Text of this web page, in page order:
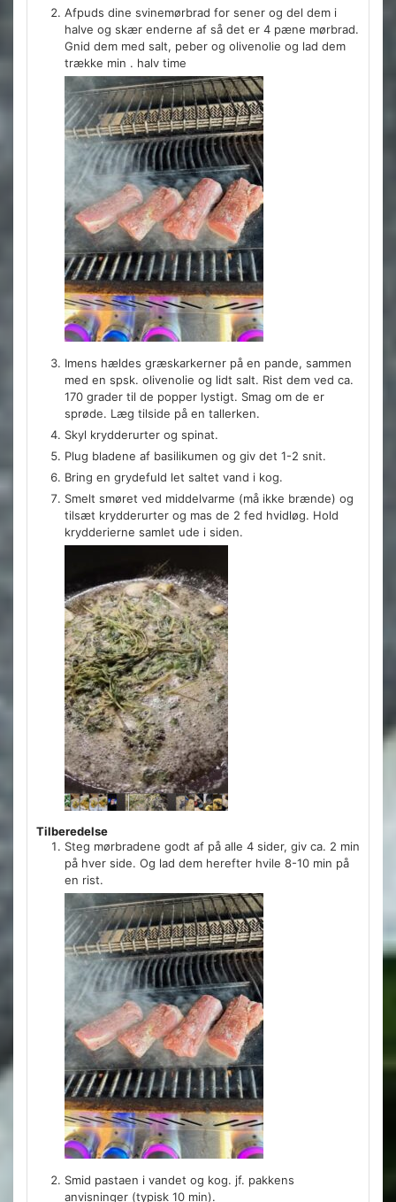
Afpuds dine svinemørbrad for sener og del dem i
halve og skær enderne af så det er 4 pæne mørbrad.
Gnid dem med salt, peber og olivenolie og lad dem
trække min . halv time
Imens hældes græskarkerner på en pande, sammen
med en spsk. olivenolie og lidt salt. Rist dem ved ca.
170 grader til de popper lystigt. Smag om de er
sprøde. Læg tilside på en tallerken.
Skyl krydderurter og spinat.
Plug bladene af basilikumen og giv det 1-2 snit.
Bring en grydefuld let saltet vand i kog.
Smelt smøret ved middelvarme (må ikke brænde) og
tilsæt krydderurter og mas de 2 fed hvidløg. Hold
krydderierne samlet ude i siden.
Tilberedelse
Steg mørbradene godt af på alle 4 sider, giv ca. 2 min
på hver side. Og lad dem herefter hvile 8-10 min på
en rist.
Smid pastaen i vandet og kog. jf. pakkens
anvisninger (typisk 10 min).